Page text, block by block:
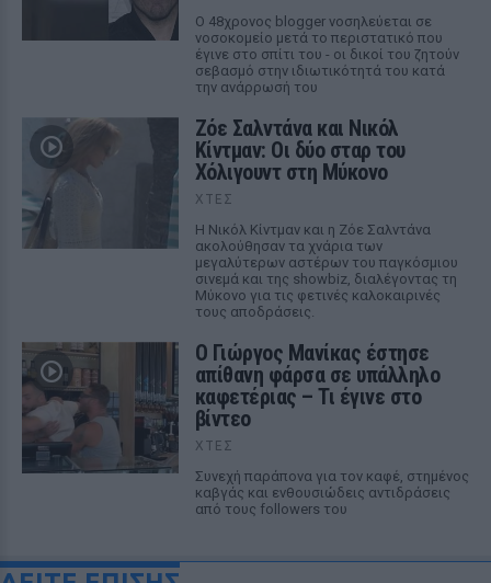
Ο 48χρονος blogger νοσηλεύεται σε
νοσοκομείο μετά το περιστατικό που
έγινε στο σπίτι του - οι δικοί του ζητούν
σεβασμό στην ιδιωτικότητά του κατά
την ανάρρωσή του
Ζόε Σαλντάνα και Νικόλ
Κίντμαν: Οι δύο σταρ του
Χόλιγουντ στη Μύκονο
ΧΤΕΣ
Η Νικόλ Κίντμαν και η Ζόε Σαλντάνα
ακολούθησαν τα χνάρια των
μεγαλύτερων αστέρων του παγκόσμιου
σινεμά και της showbiz, διαλέγοντας τη
Μύκονο για τις φετινές καλοκαιρινές
τους αποδράσεις.
Ο Γιώργος Μανίκας έστησε
απίθανη φάρσα σε υπάλληλο
καφετέριας – Τι έγινε στο
βίντεο
ΧΤΕΣ
Συνεχή παράπονα για τον καφέ, στημένος
καβγάς και ενθουσιώδεις αντιδράσεις
από τους followers του